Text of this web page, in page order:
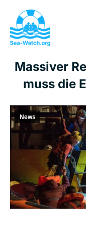
Massiver
muss die
News